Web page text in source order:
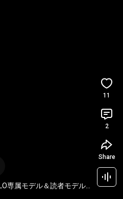
専属モデル＆読者モデル
11
2
Share